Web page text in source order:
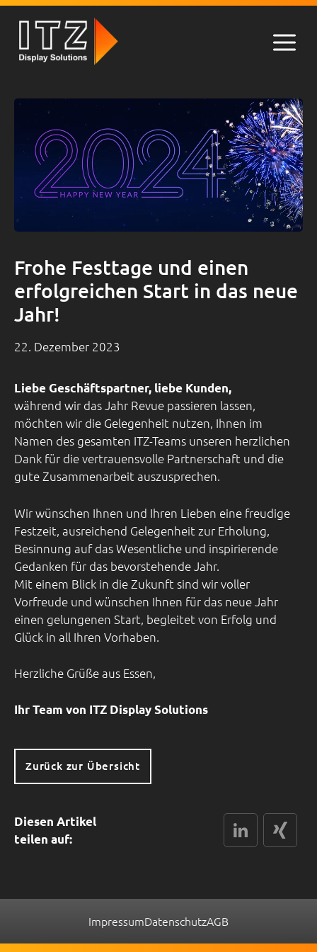
Zum
Inhalt
Frohe Festtage und einen
erfolgreichen Start in das neue
Jahr!
22. Dezember 2023
Liebe Geschäftspartner, liebe Kunden,
während wir das Jahr Revue passieren lassen,
möchten wir die Gelegenheit nutzen, Ihnen im
Namen des gesamten ITZ-Teams unseren herzlichen
Dank für die vertrauensvolle Partnerschaft und die
gute Zusammenarbeit auszusprechen.
Wir wünschen Ihnen und Ihren Lieben eine freudige
Festzeit, ausreichend Gelegenheit zur Erholung,
Besinnung auf das Wesentliche und inspirierende
Gedanken für das bevorstehende Jahr.
Mit einem Blick in die Zukunft sind wir voller
Vorfreude und wünschen Ihnen für das neue Jahr
einen gelungenen Start, begleitet von Erfolg und
Glück in all Ihren Vorhaben.
Herzliche Grüße aus Essen,
­­­Ihr Team von ITZ Display Solutions
Zurück zur Übersicht
Diesen Artikel
teilen auf:
LinkedIn
xing
ImpressumDatenschutzAGB